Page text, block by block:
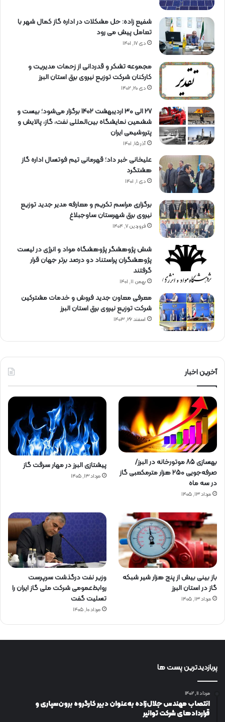
شفیع زاده: حل مشکلات در اداره گاز کمال شهر با
تعامل پیش می رود
دی ۱۷, ۱۴۰۱
مجموعه تشکر و قدردانی از زحمات مدیریت و
کارکنان شرکت توزیع نیروی برق استان البرز
دی ۲۰, ۱۴۰۲
27 الی 30 اردیبهشت 1402 برگزار می‌شود؛ بیست و
ششمین نمایشگاه بین‌المللی نفت، گاز، پالایش و
پتروشیمی ایران
آذر ۱۵, ۱۴۰۱
علیخانی خبر داد؛ قهرمانی تیم فوتسال اداره گاز
هشتگرد
دی ۱, ۱۴۰۱
برگزاری مراسم تكریم و معارفه مدیر جدید توزیع
نیروی برق شهرستان ساوجبلاغ
فروردین ۷, ۱۴۰۴
شش پژوهشگر پژوهشگاه مواد و انرژی در لیست
پژوهشگران پراستناد دو درصد برتر جهان قرار
گرفتند
بهمن ۱۱, ۱۴۰۱
معرفی معاون جدید فروش و خدمات مشتركین
شركت توزیع نیروی برق استان البرز
اسفند ۲۶, ۱۴۰۳
آخرین اخبار
بهسازی ۸۵ موتورخانه در البرز/
صرفه‌جویی ۲۵۰ هزار مترمکعبی گاز
در سه ماه
مرداد ۱۳, ۱۴۰۵
پیشتازی البرز در مهار سرقت گاز
مرداد ۱۳, ۱۴۰۵
باز بینی بیش از پنج هزار شیر شبکه
گاز در استان البرز
مرداد ۱۳, ۱۴۰۵
وزیر نفت درگذشت سرپرست
روابط‌عمومی شرکت ملی گاز ایران را
تسلیت گفت
مرداد ۱۰, ۱۴۰۵
پربازدیدترین پست ها
مرداد ۱۱, ۱۴۰۲
انتصاب مهندس جلال‌زاده به‌عنوان دبیر كارگروه برون‌سپاری و
قراردادهای شركت توانیر